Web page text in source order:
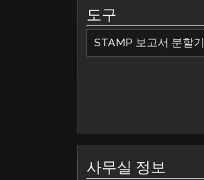
도구
STAMP 보고서 분할기
사무실 정보